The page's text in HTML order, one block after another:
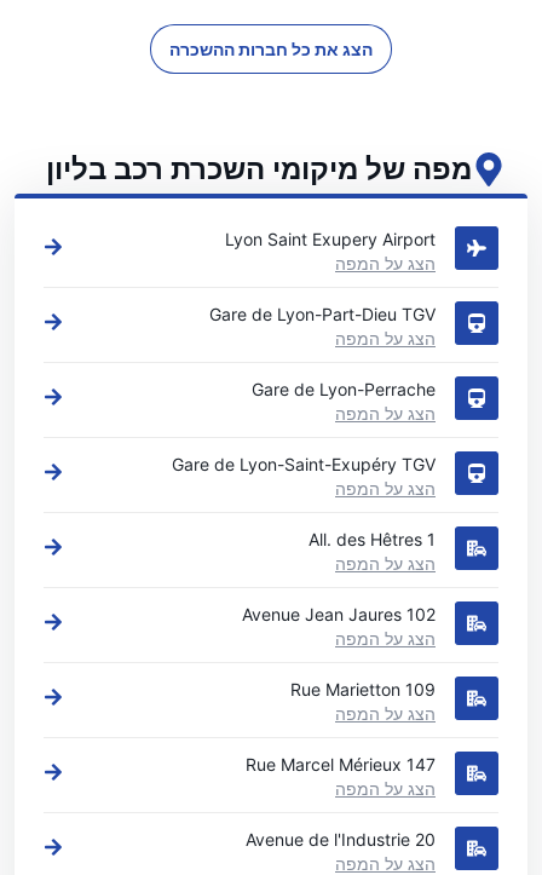
הצג את כל חברות ההשכרה
מפה של מיקומי השכרת רכב בליון
ראה את מיקומי השכרת הרכב העיקריים שלנו בליון
Lyon Saint Exupery Airport
הצג על המפה
Gare de Lyon-Part-Dieu TGV
הצג על המפה
Gare de Lyon-Perrache
הצג על המפה
Gare de Lyon-Saint-Exupéry TGV
הצג על המפה
1 All. des Hêtres
הצג על המפה
102 Avenue Jean Jaures
הצג על המפה
109 Rue Marietton
הצג על המפה
147 Rue Marcel Mérieux
הצג על המפה
20 Avenue de l'Industrie
הצג על המפה